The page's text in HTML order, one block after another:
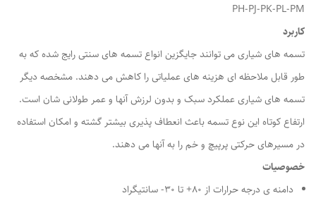
PH-PJ-PK-PL-PM
کاربرد
تسمه های شیاری می توانند جایگزین انواع تسمه های سنتی رایج شده که به
طور قابل ملاحظه ای هزینه های عملیاتی را کاهش می دهند. مشخصه دیگر
تسمه های شیاری عملکرد سبک و بدون لرزش آنها و عمر طولانی شان است.
ارتفاع کوتاه این نوع تسمه باعث انعطاف پذیری بیشتر گشته و امکان استفاده
در مسیرهای حرکتی پرپیچ و خم را به آنها می دهند.
خصوصیات
دامنه ی درجه حرارات از ۸۰+ تا ۳۰- سانتیگراد